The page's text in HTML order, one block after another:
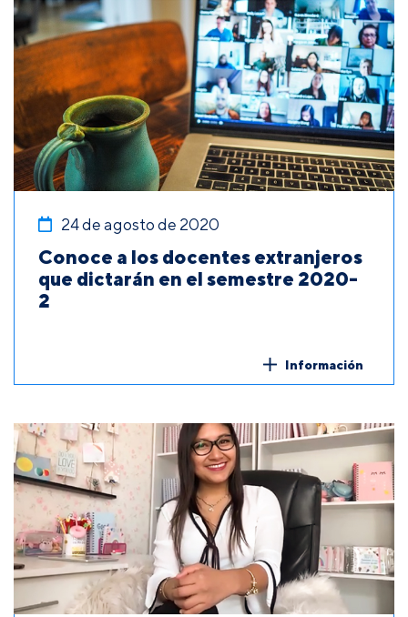
24 de agosto de 2020
Conoce a los docentes extranjeros
que dictarán en el semestre 2020-
2
Información